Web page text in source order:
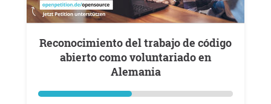
Reconocimiento del trabajo de código
abierto como voluntariado en
Alemania